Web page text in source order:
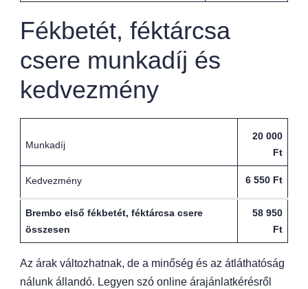
Fékbetét, féktárcsa
csere munkadíj és
kedvezmény
Munkadíj
20 000
Ft
Kedvezmény 6 550 Ft
Brembo első fékbetét, féktárcsa csere
összesen
58 950
Ft
Az árak változhatnak, de a minőség és az átláthatóság
nálunk állandó. Legyen szó online árajánlatkérésről